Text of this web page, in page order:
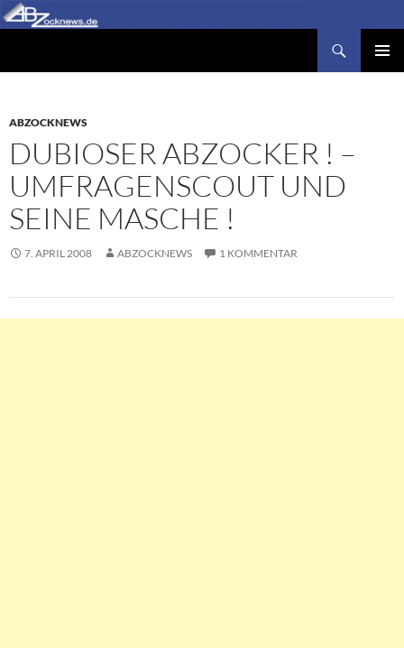
Zum
Inhalt
ABZOCKNEWS
DUBIOSER ABZOCKER ! –
UMFRAGENSCOUT UND
SEINE MASCHE !
7. APRIL 2008 ABZOCKNEWS 1 KOMMENTAR